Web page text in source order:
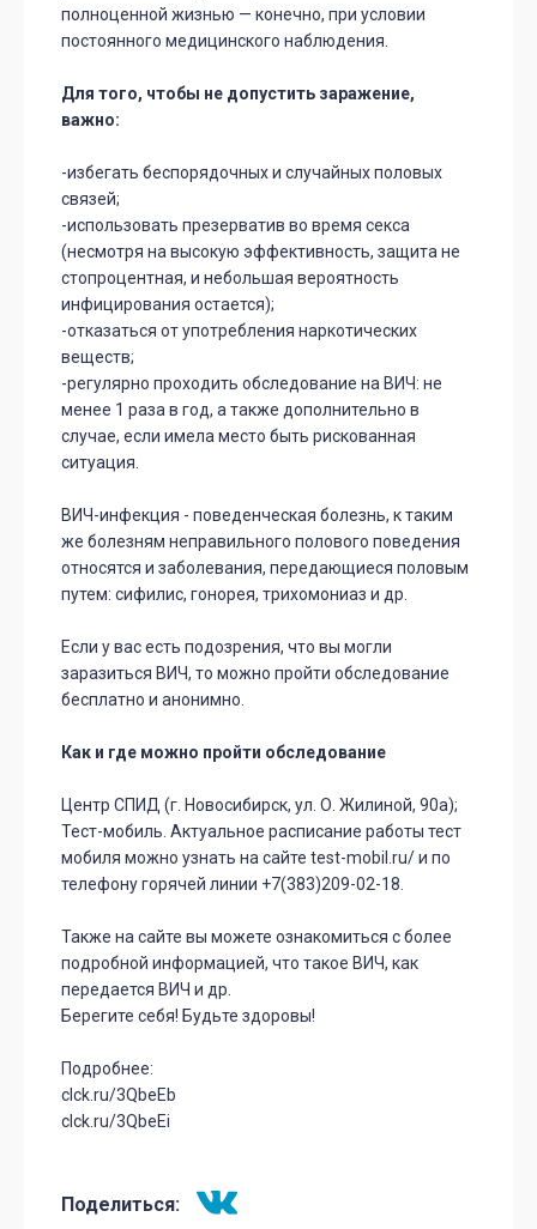
полноценной жизнью — конечно, при условии
постоянного медицинского наблюдения.
Для того, чтобы не допустить заражение,
важно:
-избегать беспорядочных и случайных половых
связей;
-использовать презерватив во время секса
(несмотря на высокую эффективность, защита не
стопроцентная, и небольшая вероятность
инфицирования остается);
-отказаться от употребления наркотических
веществ;
-регулярно проходить обследование на ВИЧ: не
менее 1 раза в год, а также дополнительно в
случае, если имела место быть рискованная
ситуация.
ВИЧ-инфекция - поведенческая болезнь, к таким
же болезням неправильного полового поведения
относятся и заболевания, передающиеся половым
путем: сифилис, гонорея, трихомониаз и др.
Если у вас есть подозрения, что вы могли
заразиться ВИЧ, то можно пройти обследование
бесплатно и анонимно.
Как и где можно пройти обследование
Центр СПИД (г. Новосибирск, ул. О. Жилиной, 90а);
Тест-мобиль. Актуальное расписание работы тест
мобиля можно узнать на сайте test-mobil.ru/ и по
телефону горячей линии +7(383)209-02-18.
Также на сайте вы можете ознакомиться с более
подробной информацией, что такое ВИЧ, как
передается ВИЧ и др.
Берегите себя! Будьте здоровы!
Подробнее:
clck.ru/3QbeEb
clck.ru/3QbeEi
Поделиться: